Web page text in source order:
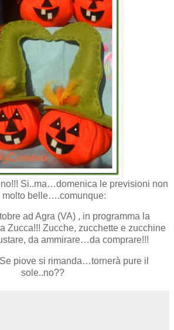
Si..ma…domenica le previsioni non
molto belle….comunque:
ad Agra (VA) , in programma la
Zucca!!! Zucche, zucchette e zucchine
da ammirare…da comprare!!!
piove si rimanda…tornerà pure il
sole..no??